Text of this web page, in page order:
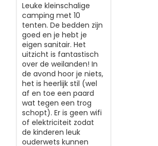
Leuke kleinschalige
camping met 10
tenten. De bedden zijn
goed en je hebt je
eigen sanitair. Het
uitzicht is fantastisch
over de weilanden! In
de avond hoor je niets,
het is heerlijk stil (wel
af en toe een paard
wat tegen een trog
schopt). Er is geen wifi
of elektriciteit zodat
de kinderen leuk
ouderwets kunnen